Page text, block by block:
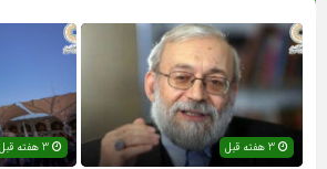
3 هفته قبل